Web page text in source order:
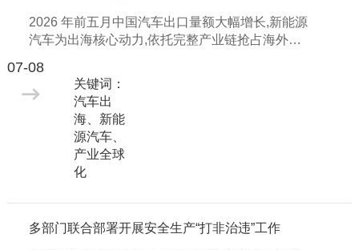
2026 年前五月中国汽车出口量额大幅增长,新能源
汽车为出海核心动力,依托完整产业链抢占海外市
07-08
关键词：
汽车出
海、新能
源汽车、
产业全球
化
多部门联合部署开展安全生产“打非治违”工作